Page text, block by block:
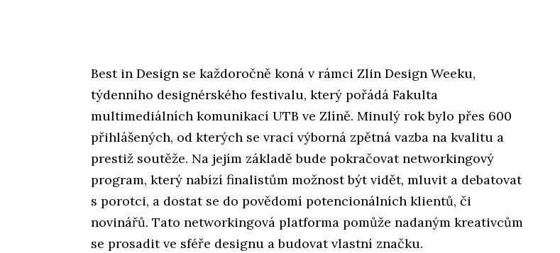
Best in Design se každoročně koná v rámci Zlin Design Weeku,
týdenního designérského festivalu, který pořádá Fakulta
multimediálních komunikací UTB ve Zlíně. Minulý rok bylo přes 600
přihlášených, od kterých se vrací výborná zpětná vazba na kvalitu a
prestiž soutěže. Na jejím základě bude pokračovat networkingový
program, který nabízí finalistům možnost být vidět, mluvit a debatovat
s porotci, a dostat se do povědomí potencionálních klientů, či
novinářů. Tato networkingová platforma pomůže nadaným kreativcům
se prosadit ve sféře designu a budovat vlastní značku.